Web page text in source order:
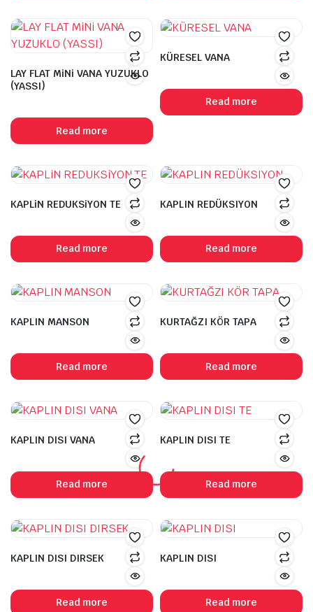
LAY FLAT MiNi VANA YUZUKLO
(YASSI)
Read more
KÜRESEL VANA
Read more
KAPLiN REDUKSiYON TE
Read more
KAPLIN REDÜKSIYON
Read more
KAPLIN MANSON
Read more
KURTAĞZI KÖR TAPA
Read more
KAPLIN DISI VANA
Read more
KAPLIN DISI TE
Read more
KAPLIN DISI DIRSEK
Read more
KAPLIN DISI
Read more